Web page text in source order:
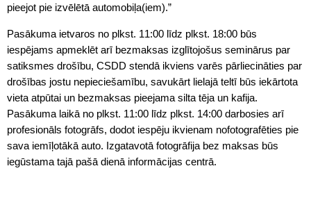
pieejot pie izvēlētā automobiļa(iem).”
Pasākuma ietvaros no plkst. 11:00 līdz plkst. 18:00 būs
iespējams apmeklēt arī bezmaksas izglītojošus seminārus par
satiksmes drošību, CSDD stendā ikviens varēs pārliecināties par
drošības jostu nepieciešamību, savukārt lielajā teltī būs iekārtota
vieta atpūtai un bezmaksas pieejama silta tēja un kafija.
Pasākuma laikā no plkst. 11:00 līdz plkst. 14:00 darbosies arī
profesionāls fotogrāfs, dodot iespēju ikvienam nofotografēties pie
sava iemīļotākā auto. Izgatavotā fotogrāfija bez maksas būs
iegūstama tajā pašā dienā informācijas centrā.